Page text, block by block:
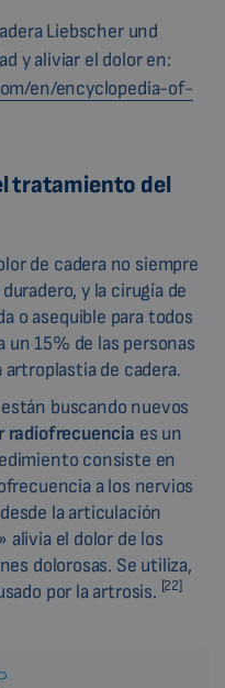
Liebscher und
y aliviar el dolor en:
en/encyclopedia-of-
tratamiento del
de cadera no siempre
y la cirugía de
o asequible para todos
un 15% de las personas
de cadera.
buscando nuevos
radiofrecuencia es un
consiste en
a los nervios
la articulación
alivia el dolor de los
dolorosas. Se utiliza,
por la artrosis. [22]